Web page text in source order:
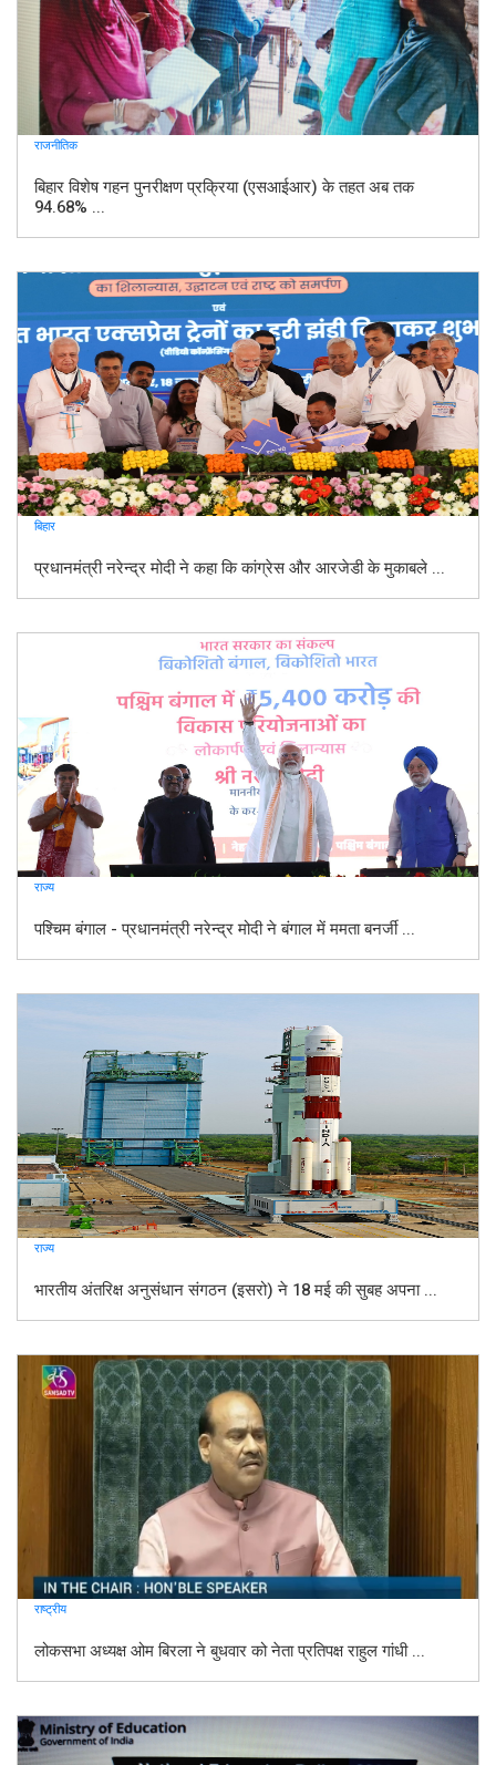
राजनीतिक
बिहार विशेष गहन पुनरीक्षण प्रक्रिया (एसआईआर) के तहत अब तक
94.68% ...
बिहार
प्रधानमंत्री नरेन्द्र मोदी ने कहा कि कांग्रेस और आरजेडी के मुकाबले ...
राज्य
पश्चिम बंगाल - प्रधानमंत्री नरेन्द्र मोदी ने बंगाल में ममता बनर्जी ...
राज्य
भारतीय अंतरिक्ष अनुसंधान संगठन (इसरो) ने 18 मई की सुबह अपना ...
राष्ट्रीय
लोकसभा अध्यक्ष ओम बिरला ने बुधवार को नेता प्रतिपक्ष राहुल गांधी ...